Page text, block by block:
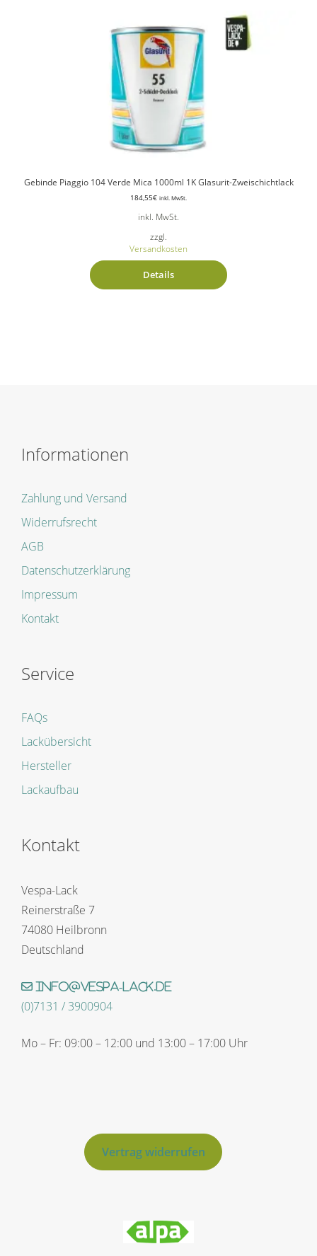
Gebinde Piaggio 104 Verde Mica 1000ml 1K Glasurit-Zweischichtlack
184,55€ inkl. MwSt.
inkl. MwSt.
zzgl.
Versandkosten
Details
Informationen
Zahlung und Versand
Widerrufsrecht
AGB
Datenschutzerklärung
Impressum
Kontakt
Service
FAQs
Lackübersicht
Hersteller
Lackaufbau
Kontakt
Vespa-Lack
Reinerstraße 7
74080 Heilbronn
Deutschland
info@vespa-lack.de
(0)7131 / 3900904
Mo – Fr: 09:00 – 12:00 und 13:00 – 17:00 Uhr
Vertrag widerrufen